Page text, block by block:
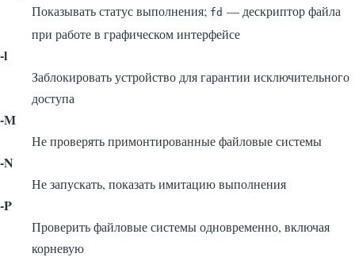
Показывать статус выполнения; fd — дескриптор файла
при работе в графическом интерфейсе
-l
Заблокировать устройство для гарантии исключительного
доступа
-M
Не проверять примонтированные файловые системы
-N
Не запускать, показать имитацию выполнения
-P
Проверить файловые системы одновременно, включая
корневую